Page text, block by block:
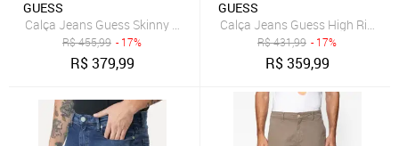
GUESS
Calça Jeans Guess Skinny Preto
R$455,99 - 17%
R$379,99
GUESS
Calça Jeans Guess High Rise
R$431,99 - 17%
R$359,99